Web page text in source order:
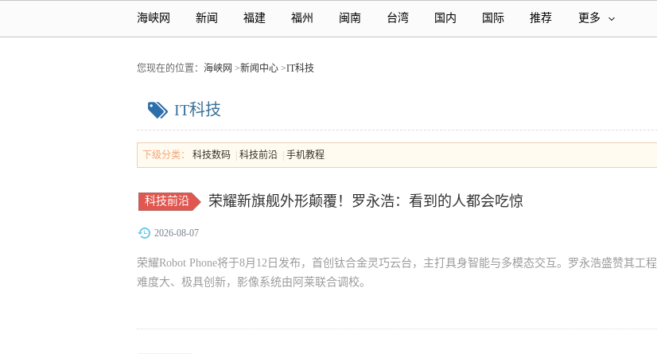
海峡网 新闻 福建 福州 闽南 台湾 国内 国际 推荐 更多
您现在的位置： 海峡网 >新闻中心 >IT科技
IT科技
下级分类： 科技数码 科技前沿 手机教程
科技前沿 荣耀新旗舰外形颠覆！罗永浩：看到的人都会吃惊
2026-08-07
荣耀Robot Phone将于8月12日发布，首创钛合金灵巧云台，主打具身智能与多模态交互。罗永浩盛赞其工程
难度大、极具创新，影像系统由阿莱联合调校。